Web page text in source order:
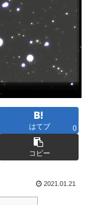
はてブ 0
コピー
2021.01.21